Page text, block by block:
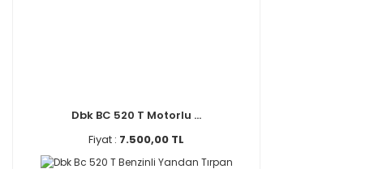
Dbk BC 520 T Motorlu ...
Fiyat : 7.500,00 TL